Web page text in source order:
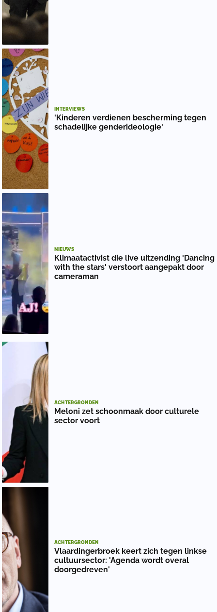
INTERVIEWS
'Kinderen verdienen bescherming tegen
schadelijke genderideologie'
NIEUWS
Klimaatactivist die live uitzending 'Dancing
with the stars' verstoort aangepakt door
cameraman
ACHTERGRONDEN
Meloni zet schoonmaak door culturele
sector voort
ACHTERGRONDEN
Vlaardingerbroek keert zich tegen linkse
cultuursector: 'Agenda wordt overal
doorgedreven'